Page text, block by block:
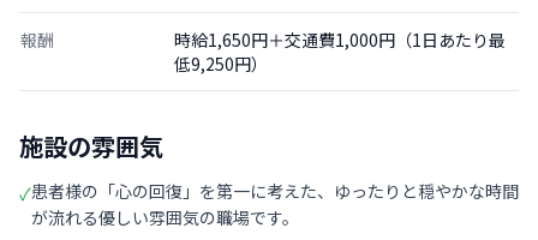
報酬
時給1,650円＋交通費1,000円（1日あたり最
低9,250円）
施設の雰囲気
✓患者様の「心の回復」を第一に考えた、ゆったりと穏やかな時間
が流れる優しい雰囲気の職場です。